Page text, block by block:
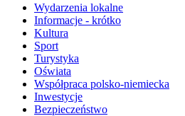
Wydarzenia lokalne
Informacje - krótko
Kultura
Sport
Turystyka
Oświata
Współpraca polsko-niemiecka
Inwestycje
Bezpieczeństwo